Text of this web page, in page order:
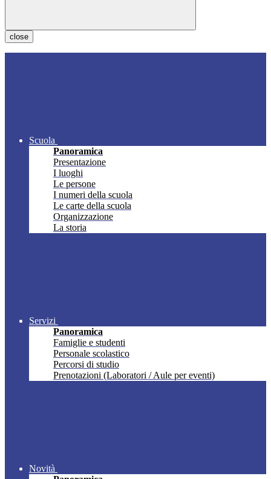
close
Scuola
Panoramica
Presentazione
I luoghi
Le persone
I numeri della scuola
Le carte della scuola
Organizzazione
La storia
Servizi
Panoramica
Famiglie e studenti
Personale scolastico
Percorsi di studio
Prenotazioni (Laboratori / Aule per eventi)
Novità